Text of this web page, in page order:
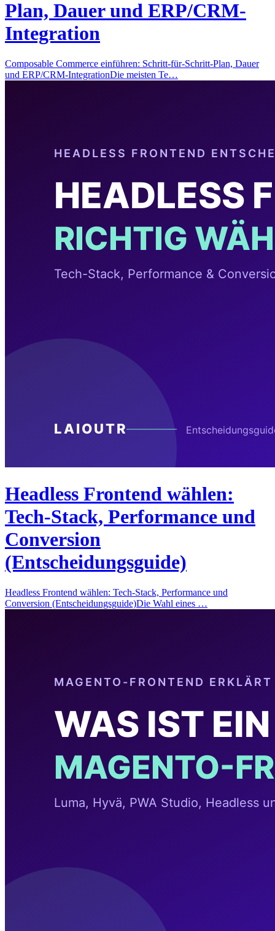
Plan, Dauer und ERP/CRM-
Integration
Composable Commerce einführen: Schritt-für-Schritt-Plan, Dauer
und ERP/CRM-IntegrationDie meisten Te…
Headless Frontend wählen:
Tech-Stack, Performance und
Conversion
(Entscheidungsguide)
Headless Frontend wählen: Tech-Stack, Performance und
Conversion (Entscheidungsguide)Die Wahl eines …